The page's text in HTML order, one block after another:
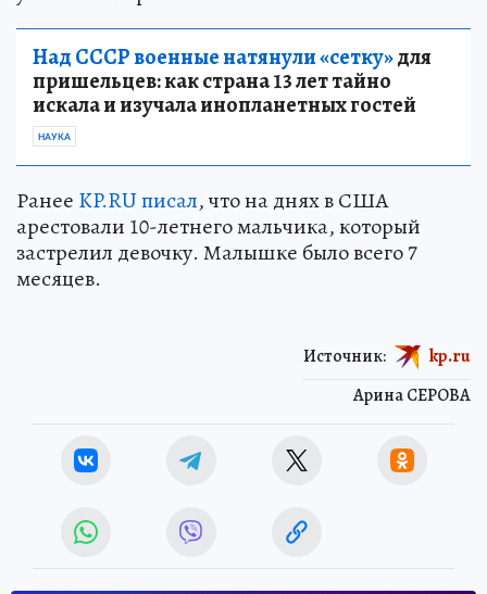
Над СССР военные натянули «сетку»для
пришельцев: как страна 13 лет тайно
искала и изучала инопланетных гостей
НАУКА
Ранее KP.RU писал, что на днях в США
арестовали 10-летнего мальчика, который
застрелил девочку. Малышке было всего 7
месяцев.
Арина СЕРОВА
Источник: kp.ru